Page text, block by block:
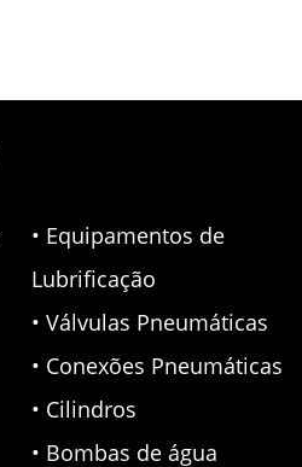
• Equipamentos de
Lubrificação
• Válvulas Pneumáticas
• Conexões Pneumáticas
• Cilindros
• Bombas de água